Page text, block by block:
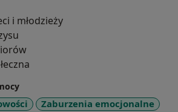
gotowy na ZMIANĘ” postawiłam
a nie znak zapytania. Mogę
i młodzieży
Zaburzenia emocjonalne